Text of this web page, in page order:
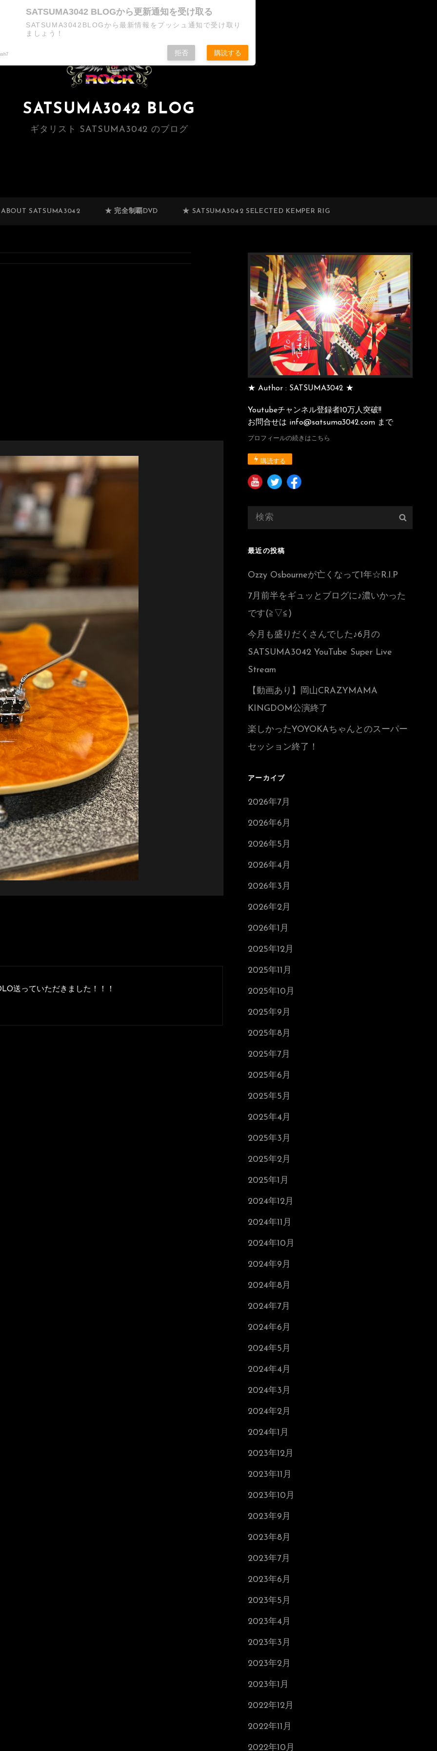
SATSUMA3042 BLOG
ギタリスト SATSUMA3042 のブログ
SATSUMA3042 ★ 完全制覇DVD ★ SATSUMA3042 SELECTED KEMPER RIG
送っていただきました！！！
★ Author : SATSUMA3042 ★
Youtubeチャンネル登録者10万人突破!!
お問合せは info@satsuma3042.com まで
プロフィールの続きはこちら
購読する
索
最近の投稿
Ozzy Osbourneが亡くなって1年☆R.I.P
7月前半をギュッとブログに♪濃いかった
です(≧▽≦)
今月も盛りだくさんでした♪6月の
SATSUMA3042 YouTube Super Live
Stream
【動画あり】岡山CRAZYMAMA
KINGDOM公演終了
楽しかったYOYOKAちゃんとのスーパー
セッション終了！
アーカイブ
2026年7月
2026年6月
2026年5月
2026年4月
2026年3月
2026年2月
2026年1月
2025年12月
2025年11月
2025年10月
2025年9月
2025年8月
2025年7月
2025年6月
2025年5月
2025年4月
2025年3月
2025年2月
2025年1月
2024年12月
2024年11月
2024年10月
2024年9月
2024年8月
2024年7月
2024年6月
2024年5月
2024年4月
2024年3月
2024年2月
2024年1月
2023年12月
2023年11月
2023年10月
2023年9月
2023年8月
2023年7月
2023年6月
2023年5月
2023年4月
2023年3月
2023年2月
2023年1月
2022年12月
2022年11月
2022年10月
SATSUMA3042 BLOGから更新通知を受け取る
SATSUMA3042BLOGから最新情報をプッシュ通知で受け取り
ましょう！
拒否 購読する